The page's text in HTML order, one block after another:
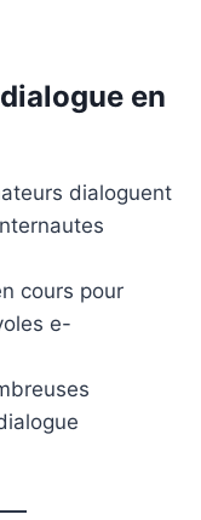
en
dialoguent
cours pour
e-